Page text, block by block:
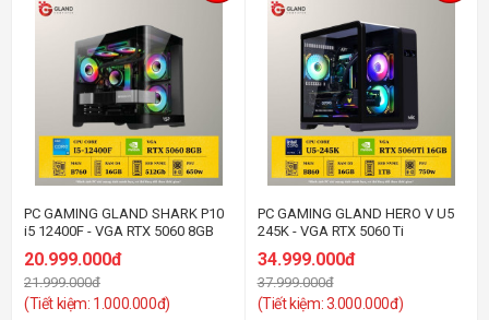
PC GAMING GLAND SHARK P10
i5 12400F - VGA RTX 5060 8GB
20.999.000đ
21.999.000đ
(Tiết kiệm: 1.000.000đ)
PC GAMING GLAND HERO V U5
245K - VGA RTX 5060 Ti
34.999.000đ
37.999.000đ
(Tiết kiệm: 3.000.000đ)